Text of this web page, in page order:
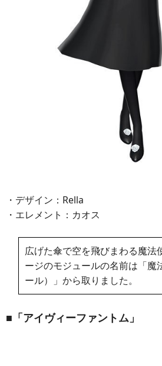
・デザイン：Rella
・エレメント：カオス
広げた傘で空を飛びまわる魔法
ージのモジュールの名前は「魔
ール）」から取りました。
■「アイヴィーファントム」